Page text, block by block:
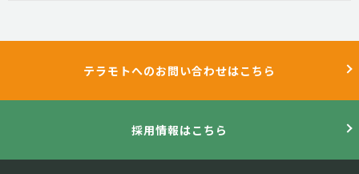
テラモトへのお問い合わせはこちら
採用情報はこちら